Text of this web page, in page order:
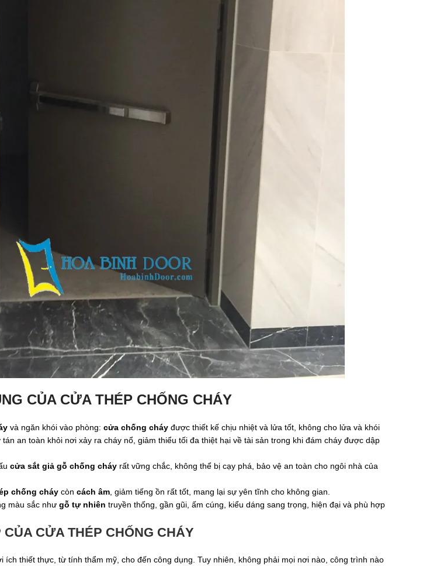
CỦA CỬA THÉP CHỐNG CHÁY
và ngăn khói vào phòng: cửa chống cháy được thiết kế chịu nhiệt và lửa tốt, không cho lửa và khói
an toàn khỏi nơi xảy ra cháy nổ, giảm thiểu tối đa thiệt hại về tài sản trong khi đám cháy được dập
cửa sắt giả gỗ chống cháy rất vững chắc, không thể bị cạy phá, bảo vệ an toàn cho ngôi nhà của
chống cháy còn cách âm, giảm tiếng ồn rất tốt, mang lại sự yên tĩnh cho không gian.
màu sắc như gỗ tự nhiên truyền thống, gần gũi, ấm cúng, kiểu dáng sang trọng, hiện đại và phù hợp
CỬA THÉP CHỐNG CHÁY
thiết thực, từ tính thẩm mỹ, cho đến công dụng. Tuy nhiên, không phải mọi nơi nào, công trình nào